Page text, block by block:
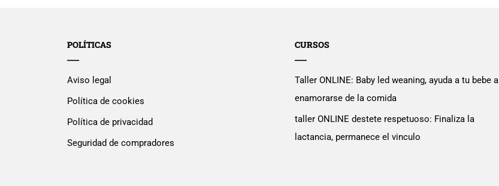
POLÍTICAS
Aviso legal
Política de cookies
Política de privacidad
Seguridad de compradores
CURSOS
Taller ONLINE: Baby led weaning, ayuda a tu bebe a
enamorarse de la comida
taller ONLINE destete respetuoso: Finaliza la
lactancia, permanece el vinculo